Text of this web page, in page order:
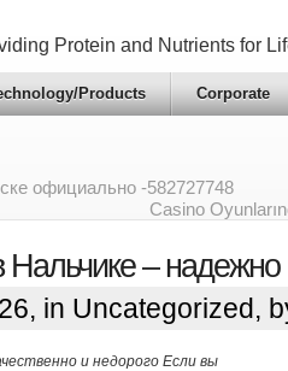
Protein and Nutrients for
Products Corporate
официально -582727748
Casino
Нальчике – надежно
in Uncategorized,
и недорого Если вы